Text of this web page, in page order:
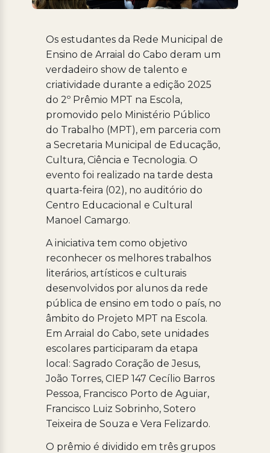
Os estudantes da Rede Municipal de
Ensino de Arraial do Cabo deram um
verdadeiro show de talento e
criatividade durante a edição 2025
do 2º Prêmio MPT na Escola,
promovido pelo Ministério Público
do Trabalho (MPT), em parceria com
a Secretaria Municipal de Educação,
Cultura, Ciência e Tecnologia. O
evento foi realizado na tarde desta
quarta-feira (02), no auditório do
Centro Educacional e Cultural
Manoel Camargo.
A iniciativa tem como objetivo
reconhecer os melhores trabalhos
literários, artísticos e culturais
desenvolvidos por alunos da rede
pública de ensino em todo o país, no
âmbito do Projeto MPT na Escola.
Em Arraial do Cabo, sete unidades
escolares participaram da etapa
local: Sagrado Coração de Jesus,
João Torres, CIEP 147 Cecílio Barros
Pessoa, Francisco Porto de Aguiar,
Francisco Luiz Sobrinho, Sotero
Teixeira de Souza e Vera Felizardo.
O prêmio é dividido em três grupos